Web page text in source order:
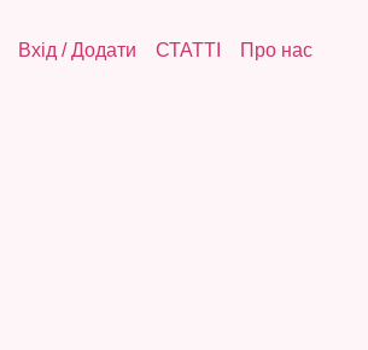
Вхід /Додати СТАТТІ Про нас